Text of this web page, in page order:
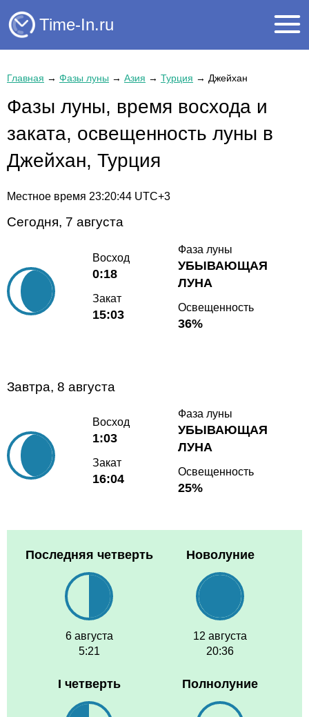
Time-In.ru
Главная → Фазы луны → Азия → Турция → Джейхан
Фазы луны, время восхода и
заката, освещенность луны в
Джейхан, Турция
Местное время 23:20:44 UTC+3
Сегодня, 7 августа
Восход
0:18
Закат
15:03
Фаза луны
УБЫВАЮЩАЯ
ЛУНА
Освещенность
36%
Завтра, 8 августа
Восход
1:03
Закат
16:04
Фаза луны
УБЫВАЮЩАЯ
ЛУНА
Освещенность
25%
Последняя четверть
6 августа
5:21
Новолуние
12 августа
20:36
I четверть Полнолуние